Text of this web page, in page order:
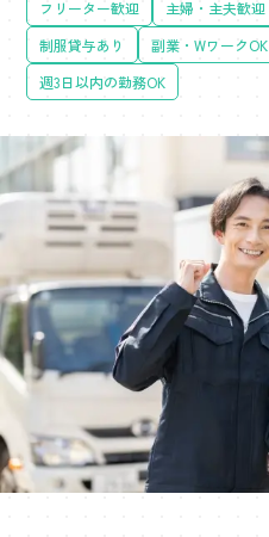
フリーター歓迎 主婦・主夫歓迎
制服貸与あり
副業・WワークOK
週3日以内の勤務OK